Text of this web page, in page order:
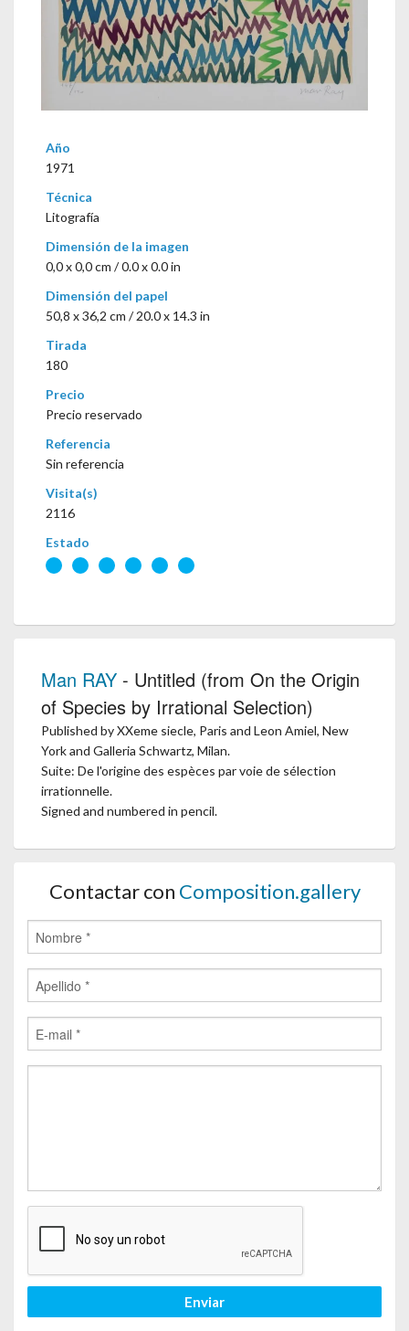
Año
1971
Técnica
Litografía
Dimensión de la imagen
0,0 x 0,0 cm / 0.0 x 0.0 in
Dimensión del papel
50,8 x 36,2 cm / 20.0 x 14.3 in
Tirada
180
Precio
Precio reservado
Referencia
Sin referencia
Visita(s)
2116
Estado
Man RAY - Untitled (from On the Origin
of Species by Irrational Selection)
Published by XXeme siecle, Paris and Leon Amiel, New
York and Galleria Schwartz, Milan.
Suite: De l'origine des espèces par voie de sélection
irrationnelle.
Signed and numbered in pencil.
Contactar con Composition.gallery
Enviar